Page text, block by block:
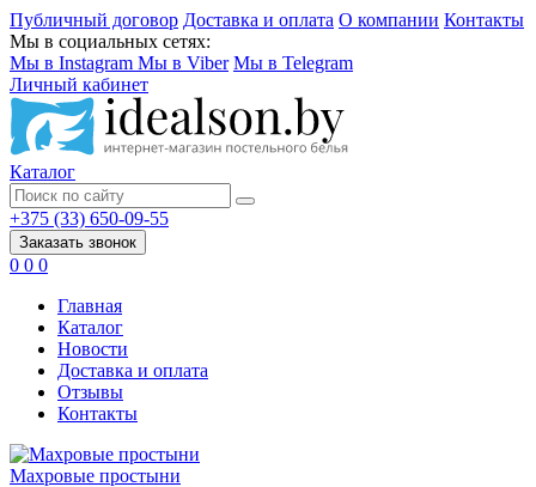
Публичный договор Доставка и оплата О компании Контакты
Мы в социальных сетях:
Мы в Instagram Мы в Viber Мы в Telegram
Личный кабинет
Каталог
+375 (33) 650-09-55
Заказать звонок
0 0 0
Главная
Каталог
Новости
Доставка и оплата
Отзывы
Контакты
Махровые простыни